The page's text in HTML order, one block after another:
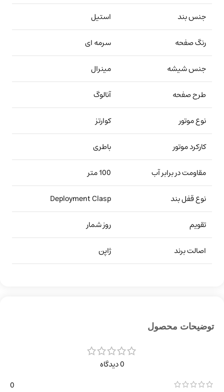
جنس بند
استیل
رنگ صفحه
سرمه ای
جنس شیشه
مینرال
طرح صفحه
آنالوگ
نوع موتور
کوارتز
کارکرد موتور
باطری
مقاومت در برابر آب
100 متر
نوع قفل بند
Deployment Clasp
تقویم
روز شمار
اصالت برند
ژاپن
توضیحات محصول
0 دیدگاه
0